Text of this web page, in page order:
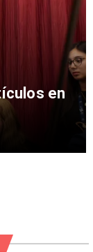
en